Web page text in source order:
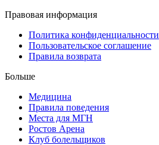
Правовая информация
Политика конфиденциальности
Пользовательское соглашение
Правила возврата
Больше
Медицина
Правила поведения
Места для МГН
Ростов Арена
Клуб болельщиков